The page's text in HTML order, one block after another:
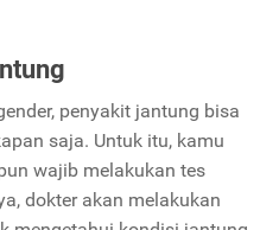
penyakit jantung bisa
saja. Untuk itu, kamu
wajib melakukan tes
dokter akan melakukan